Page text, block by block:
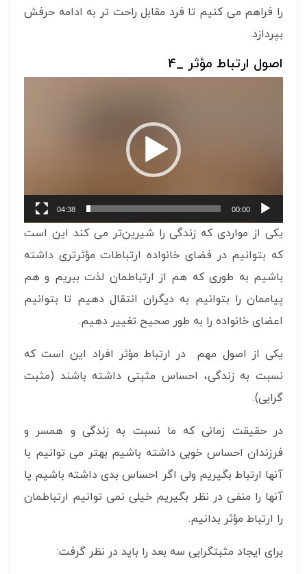
را فراهم می کنیم تا فرد مقابل راحت تر به ادامه حرفش
بپردازد.
اصول ارتباط مؤثر _4
00:00
04:38
یکی از مواردی که زندگی را شیرین‌تر می کند این است
که بتوانیم در فضای خانواده ارتباطات مؤثرتری داشته
باشیم به طوری که هم از ارتباطمان لذت ببریم و هم
پیاممان را بتوانیم به دیگران انتقال دهیم تا بتوانیم
اعضای خانواده را به طور صحیح تغییر دهیم.
یکی از اصول مهم در ارتباط مؤثر افراد این است که
نسبت به زندگی، احساس مثبتی داشته باشند (مثبت
گرایی).
در حقیقت زمانی که ما نسبت به زندگی و همسر و
فرزندان احساس خوبی داشته باشیم بهتر می توانیم با
آنها ارتباط بگیریم ولی اگر احساس بدی داشته باشیم یا
آنها را منفی در نظر بگیریم خیلی نمی توانیم ارتباطمان
را ارتباط مؤثر بدانیم.
برای ایجاد مثبتگرایی سه بعد را باید در نظر گرفت: